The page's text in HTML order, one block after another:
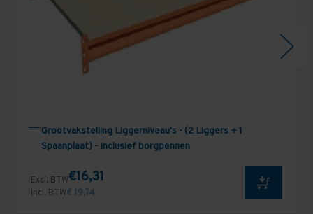
Grootvakstelling Liggerniveau's - (2 Liggers + 1
Spaanplaat) - Inclusief borgpennen
Excl. BTW€16,31
Incl. BTW€ 19,74